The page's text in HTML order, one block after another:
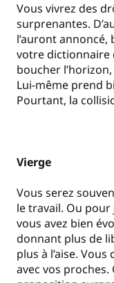
Vous vivrez des
surprenantes.
l’auront
votre dictionnaire
boucher
Lui-même prend
Pourtant, la
Vierge
Vous serez
le travail. Ou pour
vous avez bien
donnant plus de
plus à l’aise.
avec vos